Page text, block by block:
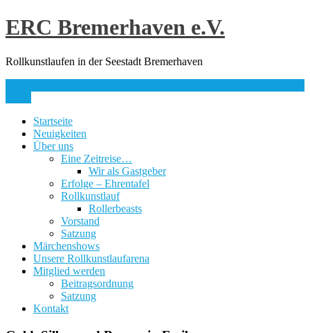
Skip
to
ERC Bremerhaven e.V.
Rollkunstlaufen in der Seestadt Bremerhaven
Startseite
Neuigkeiten
Über uns
Eine Zeitreise…
Wir als Gastgeber
Erfolge – Ehrentafel
Rollkunstlauf
Rollerbeasts
Vorstand
Satzung
Märchenshows
Unsere Rollkunstlaufarena
Mitglied werden
Beitragsordnung
Satzung
Kontakt